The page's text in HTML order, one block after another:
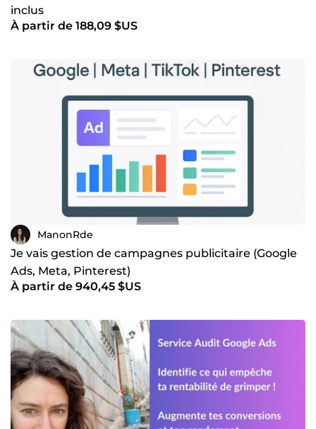
inclus
À partir de 188,09 $US
ManonRde
Je vais gestion de campagnes publicitaire (Google
Ads, Meta, Pinterest)
À partir de 940,45 $US